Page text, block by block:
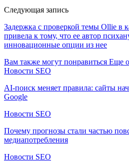
Следующая запись
Задержка с проверкой темы Ollie в
привела к тому, что ее автор
инновационные опции из нее
Вам также могут понравиться Еще
Новости SEO
AI-поиск меняет правила: сайты
Google
Новости SEO
Почему прогнозы стали частью
медиапотребления
Новости SEO